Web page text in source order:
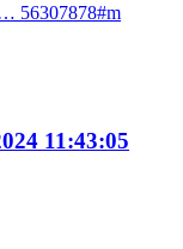
56307878#m
11:43:05